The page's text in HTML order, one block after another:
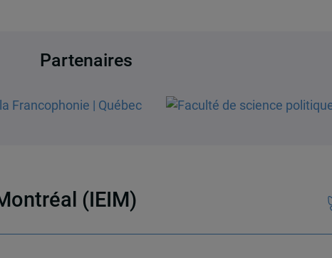
Partenaires
(IEIM)